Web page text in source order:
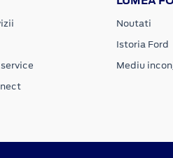
Noutati
Istoria Ford
Mediu